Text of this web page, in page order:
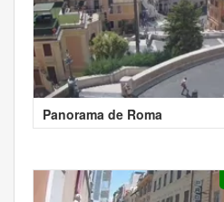
Panorama de Roma